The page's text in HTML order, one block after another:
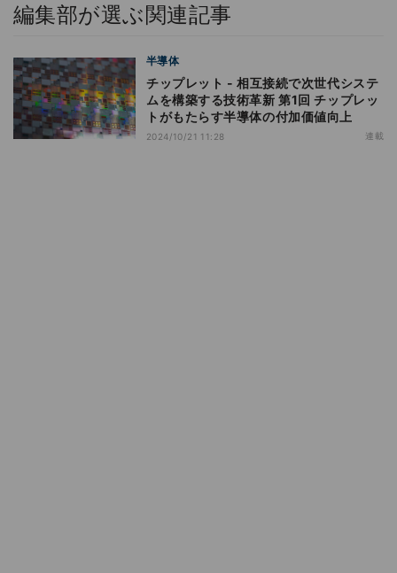
編集部が選ぶ関連記事
半導体
チップレット - 相互接続で次世代システ
ムを構築する技術革新 第1回 チップレッ
トがもたらす半導体の付加価値向上
2024/10/21 11:28 連載